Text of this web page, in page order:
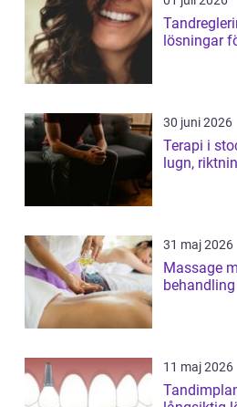
Tandreglering i
lösningar
30 juni 2026
Terapi i stockholm
lugn,
31 maj 2026
Massage malmö
11 maj 2026
Tandimplantat en